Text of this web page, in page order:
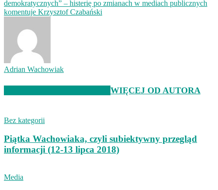
demokratycznych” – histerię po zmianach w mediach publicznych
komentuje Krzysztof Czabański
Adrian Wachowiak
WIĘCEJ OD AUTORA
Bez kategorii
Piątka Wachowiaka, czyli subiektywny przegląd
informacji (12-13 lipca 2018)
Media